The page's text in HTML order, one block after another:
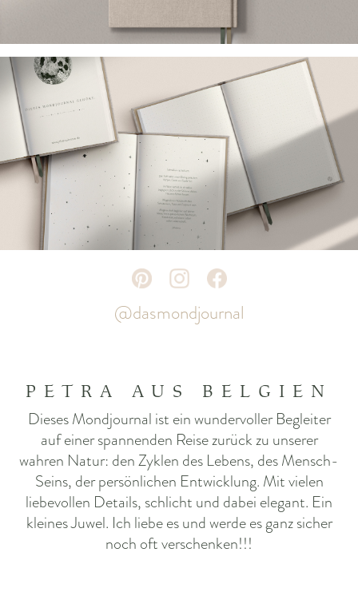
@dasmondjournal
PETRA AUS BELGIEN
Dieses Mondjournal ist ein wundervoller Begleiter
auf einer spannenden Reise zurück zu unserer
wahren Natur: den Zyklen des Lebens, des Mensch-
Seins, der persönlichen Entwicklung. Mit vielen
liebevollen Details, schlicht und dabei elegant. Ein
kleines Juwel. Ich liebe es und werde es ganz sicher
noch oft verschenken!!!